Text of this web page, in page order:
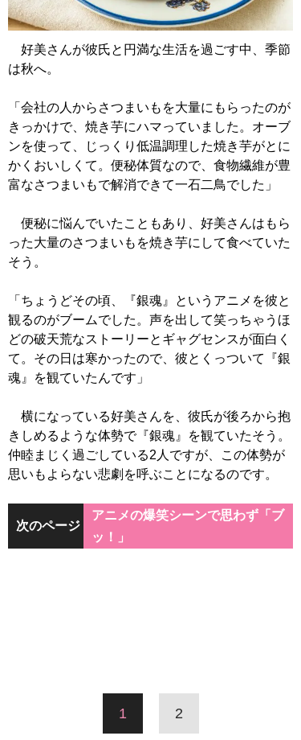
好美さんが彼氏と円満な生活を過ごす中、季節
は秋へ。
「会社の人からさつまいもを大量にもらったのが
きっかけで、焼き芋にハマっていました。オーブ
ンを使って、じっくり低温調理した焼き芋がとに
かくおいしくて。便秘体質なので、食物繊維が豊
富なさつまいもで解消できて一石二鳥でした」
便秘に悩んでいたこともあり、好美さんはもら
った大量のさつまいもを焼き芋にして食べていた
そう。
「ちょうどその頃、『銀魂』というアニメを彼と
観るのがブームでした。声を出して笑っちゃうほ
どの破天荒なストーリーとギャグセンスが面白く
て。その日は寒かったので、彼とくっついて『銀
魂』を観ていたんです」
横になっている好美さんを、彼氏が後ろから抱
きしめるような体勢で『銀魂』を観ていたそう。
仲睦まじく過ごしている2人ですが、この体勢が
思いもよらない悲劇を呼ぶことになるのです。
次のページ
アニメの爆笑シーンで思わず「ブ
ッ！」
1 2